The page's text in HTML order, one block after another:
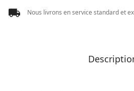
Nous livrons en service standard et